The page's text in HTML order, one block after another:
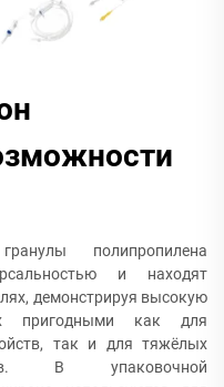
полипропилена
и находят
демонстрируя высокую
пригодными как для
так и для тяжёлых
В упаковочной